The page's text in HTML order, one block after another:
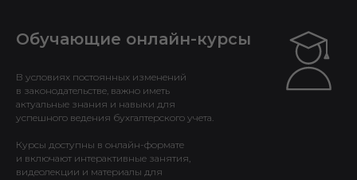
Обучающие онлайн-курсы
В условиях постоянных изменений
в законодательстве, важно иметь
актуальные знания и навыки для
успешного ведения бухгалтерского учета.
Курсы доступны в онлайн-формате
и включают интерактивные занятия,
видеолекции и материалы для